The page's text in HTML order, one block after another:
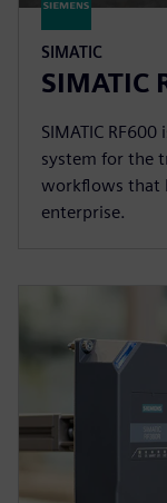
SIMATIC
SIMATIC
SIMATIC
system for the
workflows that
enterprise.